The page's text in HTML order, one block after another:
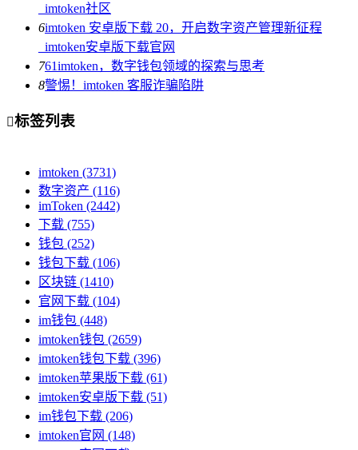
_imtoken社区
6imtoken 安卓版下载 20，开启数字资产管理新征程
_imtoken安卓版下载官网
761imtoken，数字钱包领域的探索与思考
8警惕！imtoken 客服诈骗陷阱
标签列表
imtoken (3731)
数字资产 (116)
imToken (2442)
下载 (755)
钱包 (252)
钱包下载 (106)
区块链 (1410)
官网下载 (104)
im钱包 (448)
imtoken钱包 (2659)
imtoken钱包下载 (396)
imtoken苹果版下载 (61)
imtoken安卓版下载 (51)
im钱包下载 (206)
imtoken官网 (148)